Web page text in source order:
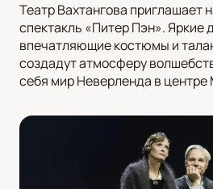
Театр Вахтангова приглашает
спектакль «Питер Пэн». Яркие
впечатляющие костюмы и
создадут атмосферу
себя мир Неверленда в центре